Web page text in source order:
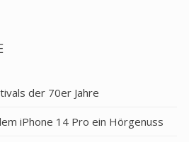
der 70er Jahre
iPhone 14 Pro ein Hörgenuss